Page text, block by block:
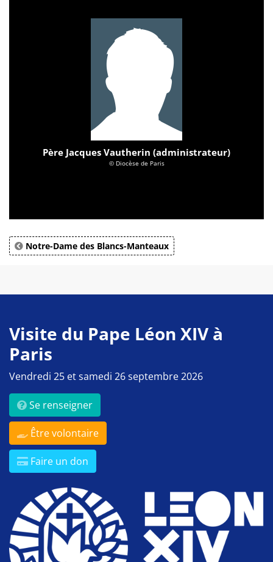
Père Jacques Vautherin (administrateur)
© Diocèse de Paris
Notre-Dame des Blancs-Manteaux
Visite du Pape Léon XIV à
Paris
Vendredi 25 et samedi 26 septembre 2026
Se renseigner
Être volontaire
Faire un don